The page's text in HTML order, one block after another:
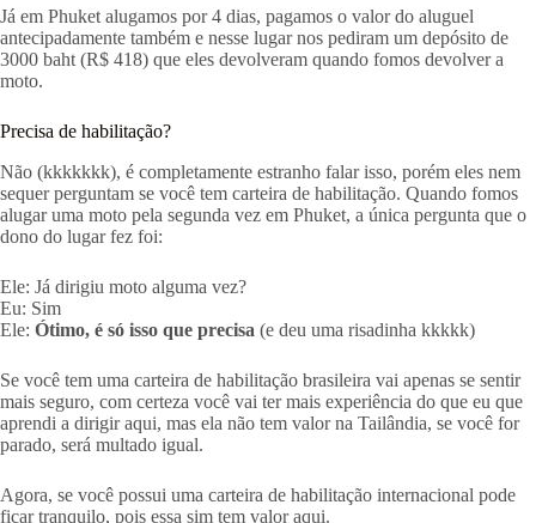
Já em Phuket alugamos por 4 dias, pagamos o valor do aluguel
antecipadamente também e nesse lugar nos pediram um depósito de
3000 baht (R$ 418) que eles devolveram quando fomos devolver a
moto.
Precisa de habilitação?
Não (kkkkkkk), é completamente estranho falar isso, porém eles nem
sequer perguntam se você tem carteira de habilitação. Quando fomos
alugar uma moto pela segunda vez em Phuket, a única pergunta que o
dono do lugar fez foi:
Ele: Já dirigiu moto alguma vez?
Eu: Sim
Ele: Ótimo, é só isso que precisa (e deu uma risadinha kkkkk)
Se você tem uma carteira de habilitação brasileira vai apenas se sentir
mais seguro, com certeza você vai ter mais experiência do que eu que
aprendi a dirigir aqui, mas ela não tem valor na Tailândia, se você for
parado, será multado igual.
Agora, se você possui uma carteira de habilitação internacional pode
ficar tranquilo, pois essa sim tem valor aqui.